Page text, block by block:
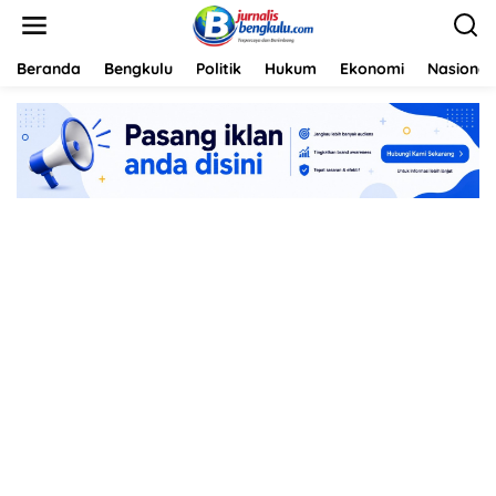
Beranda Bengkulu Politik Hukum Ekonomi Nasional